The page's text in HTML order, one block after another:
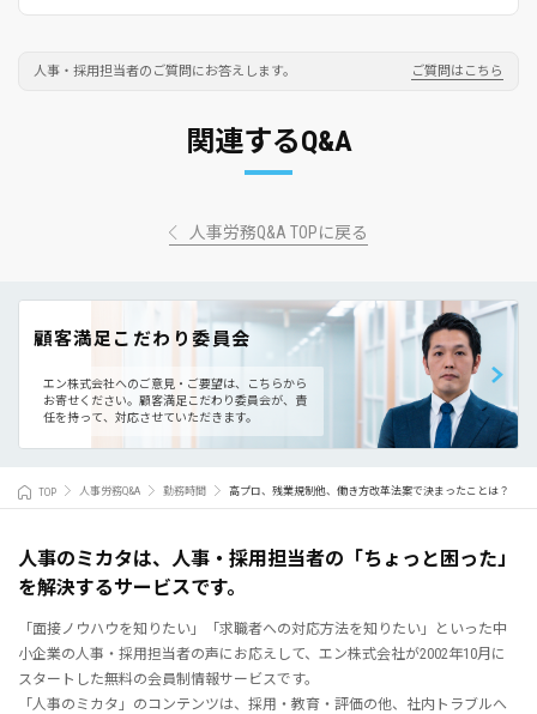
人事・採用担当者のご質問にお答えします。 ご質問はこちら
関連するQ&A
人事労務Q&A TOPに戻る
顧客満足こだわり委員会
エン株式会社へのご意見・ご要望は、こちらから
お寄せください。 顧客満足こだわり委員会が、責
任を持って、対応させていただきます。
TOP 人事労務Q&A 勤務時間 高プロ、残業規制他、働き方改革法案で決まったことは？
人事のミカタは、人事・採用担当者の「ちょっと困った」
を解決するサービスです。
「面接ノウハウを知りたい」「求職者への対応方法を知りたい」といった中
小企業の人事・採用担当者の声にお応えして、エン株式会社が2002年10月に
スタートした無料の会員制情報サービスです。
「人事のミカタ」のコンテンツは、採用・教育・評価の他、社内トラブルへ